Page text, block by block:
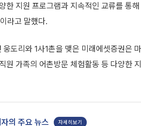
한 지원 프로그램과 지속적인 교류를 통
라고 말했다.
도리와 1사1촌을 맺은 미래에셋증권은
원 가족의 어촌방문 체험활동 등 다양한
의 주요 뉴스 자세히보기